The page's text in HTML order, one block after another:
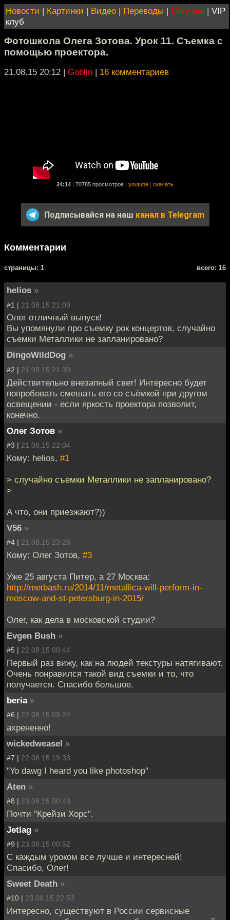
Новости | Картинки | Видео | Переводы | Магазин | VIP
клуб
Фотошкола Олега Зотова. Урок 11. Съемка с
помощью проектора.
21.08.15 20:12 | Goblin | 16 комментариев
24:14 70785 просмотров youtube скачать
Подписывайся на наш канал в Telegram
Комментарии
cтраницы: 1 всего: 16
helios »
#1 | 21.08.15 21:09
Олег отличный выпуск!
Вы упомянули про съемку рок концертов, случайно
съемки Металлики не запланировано?
DingoWildDog »
#2 | 21.08.15 21:30
Действительно внезапный свет! Интересно будет
попробовать смешать его со съёмкой при другом
освещении - если яркость проектора позволит,
конечно.
Олег Зотов »
#3 | 21.08.15 22:04
Кому: helios, #1
> случайно съемки Металлики не запланировано?
>
А что, они приезжают?))
V56 »
#4 | 21.08.15 23:28
Кому: Олег Зотов, #3
Уже 25 августа Питер, а 27 Москва:
http://metbash.ru/2014/11/metallica-will-perform-in-
moscow-and-st-petersburg-in-2015/
Олег, как дела в московской студии?
Evgen Bush »
#5 | 22.08.15 00:44
Первый раз вижу, как на людей текстуры натягивают.
Очень понравился такой вид съемки и то, что
получается. Спасибо большое.
beria »
#6 | 22.08.15 09:24
ахрененно!
wickedweasel »
#7 | 22.08.15 19:33
"Yo dawg I heard you like photoshop"
Aten »
#8 | 23.08.15 00:43
Почти "Крейзи Хорс".
Jetlag »
#9 | 23.08.15 00:52
С каждым уроком все лучше и интересней!
Спасибо, Олег!
Sweet Death »
#10 | 23.08.15 22:53
Интересно, существуют в России сервисные